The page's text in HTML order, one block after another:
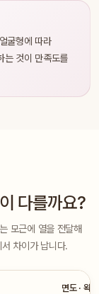
굴형에 따라
는 것이 만족도를
다를까요?
모근에 열을 전달해
차이가 납니다.
면도 · 왁싱